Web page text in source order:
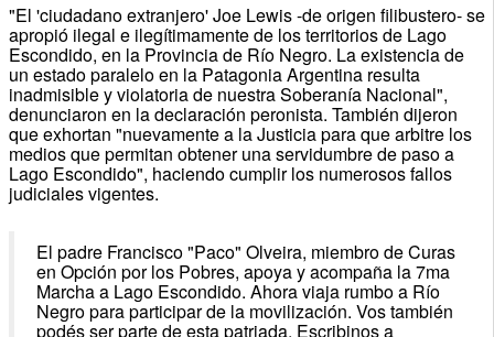
"El 'ciudadano extranjero' Joe Lewis -de origen filibustero- se
apropió ilegal e ilegítimamente de los territorios de Lago
Escondido, en la Provincia de Río Negro. La existencia de
un estado paralelo en la Patagonia Argentina resulta
inadmisible y violatoria de nuestra Soberanía Nacional",
denunciaron en la declaración peronista. También dijeron
que exhortan "nuevamente a la Justicia para que arbitre los
medios que permitan obtener una servidumbre de paso a
Lago Escondido", haciendo cumplir los numerosos fallos
judiciales vigentes.
El padre Francisco "Paco" Olveira, miembro de Curas
en Opción por los Pobres, apoya y acompaña la 7ma
Marcha a Lago Escondido. Ahora viaja rumbo a Río
Negro para participar de la movilización. Vos también
podés ser parte de esta patriada. Escribinos a